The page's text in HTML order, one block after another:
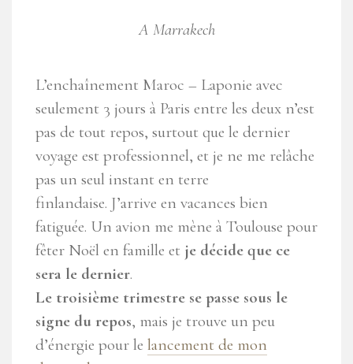
A Marrakech
L’enchaînement Maroc – Laponie avec
seulement 3 jours à Paris entre les deux n’est
pas de tout repos, surtout que le dernier
voyage est professionnel, et je ne me relâche
pas un seul instant en terre
finlandaise. J’arrive en vacances bien
fatiguée. Un avion me mène à Toulouse pour
fêter Noël en famille et je décide que ce
sera le dernier.
Le troisième trimestre se passe sous le
signe du repos, mais je trouve un peu
d’énergie pour le lancement de mon